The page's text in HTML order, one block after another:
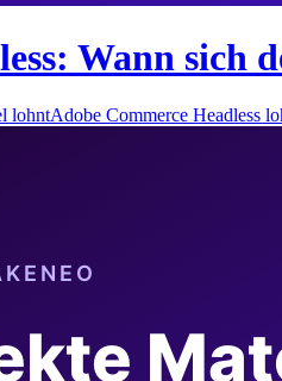
Wann sich
lohntAdobe Commerce Headless